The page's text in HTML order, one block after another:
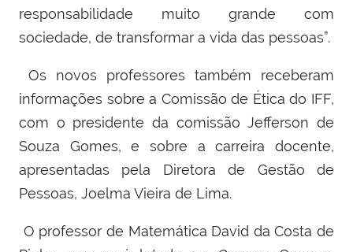
responsabilidade muito grande com
sociedade, de transformar a vida das pessoas”.
Os novos professores também receberam
informações sobre a Comissão de Ética do IFF,
com o presidente da comissão Jefferson de
Souza Gomes, e sobre a carreira docente,
apresentadas pela Diretora de Gestão de
Pessoas, Joelma Vieira de Lima.
O professor de Matemática David da Costa de